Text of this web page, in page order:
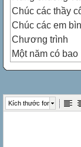
Chúc các thầy
Chúc các em
Chương trình
Một năm có
a. 10
C/ 12
15 GIÂY SUY
Kích thước font